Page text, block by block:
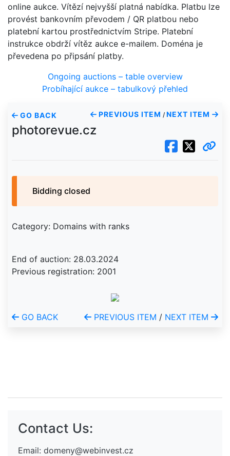
online aukce. Vítězí nejvyšší platná nabídka. Platbu lze
provést bankovním převodem / QR platbou nebo
platební kartou prostřednictvím Stripe. Platební
instrukce obdrží vítěz aukce e-mailem. Doména je
převedena po připsání platby.
Ongoing auctions – table overview
Probíhající aukce – tabulkový přehled
GO BACK PREVIOUS ITEM / NEXT ITEM
photorevue.cz
Bidding closed
Category: Domains with ranks
End of auction: 28.03.2024
Previous registration: 2001
GO BACK PREVIOUS ITEM / NEXT ITEM
Contact Us:
Email: domeny@webinvest.cz